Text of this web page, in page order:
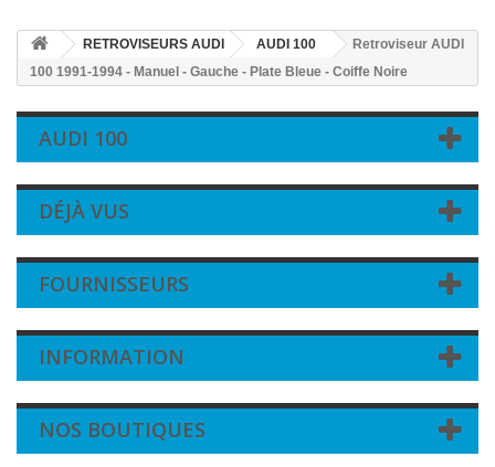
RETROVISEURS AUDI AUDI 100
Retroviseur AUDI
100 1991-1994 - Manuel - Gauche - Plate Bleue - Coiffe Noire
AUDI 100
DÉJÀ VUS
FOURNISSEURS
INFORMATION
NOS BOUTIQUES